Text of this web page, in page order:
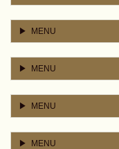
MENU
MENU
MENU
MENU